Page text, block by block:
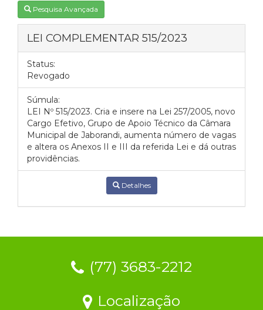
Pesquisa Avançada
LEI COMPLEMENTAR 515/2023
Status:
Revogado
Súmula:
LEI Nº 515/2023. Cria e insere na Lei 257/2005, novo
Cargo Efetivo, Grupo de Apoio Técnico da Câmara
Municipal de Jaborandi, aumenta número de vagas
e altera os Anexos II e III da referida Lei e dá outras
providências.
Detalhes
(77) 3683-2212
Localização